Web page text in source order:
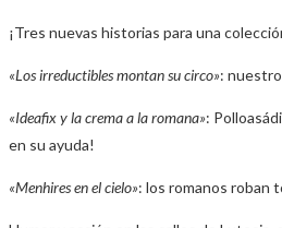
¡Tres nuevas historias para una
«Los irreductibles montan su circo»:
«Ideafix y la crema a la romana»:
en su ayuda!
«Menhires en el cielo»: los romanos roban